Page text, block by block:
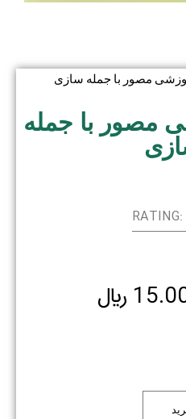
مصور با جمله سازی
مصور با جمله
﷼